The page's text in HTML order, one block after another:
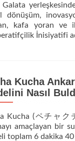
Galata
dönüşüm,
kafa yoran ve
İnisiyatifi
Kucha
Nasıl
Kucha (ペチャク
amaçlayan bir
toplam 6 dakika